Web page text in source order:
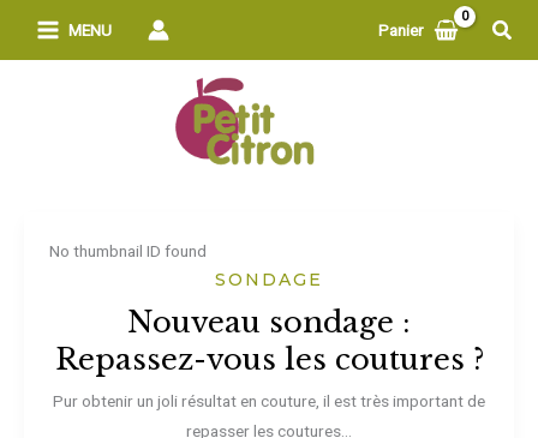
MENU Panier
No thumbnail ID found
SONDAGE
Nouveau sondage :
Repassez-vous les coutures ?
Pur obtenir un joli résultat en couture, il est très important de
repasser les coutures...